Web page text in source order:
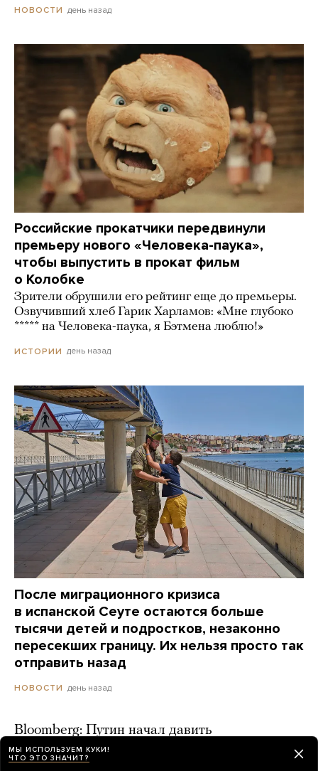
НОВОСТИ день назад
Российские прокатчики передвинули
премьеру нового «Человека-паука»,
чтобы выпустить в прокат фильм
о Колобке
Зрители обрушили его рейтинг еще до премьеры.
Озвучивший хлеб Гарик Харламов: «Мне глубоко
***** на Человека-паука, я Бэтмена люблю!»
ИСТОРИИ день назад
После миграционного кризиса
в испанской Сеуте остаются больше
тысячи детей и подростков, незаконно
пересекших границу. Их нельзя просто так
отправить назад
НОВОСТИ день назад
Bloomberg: Путин начал давить
на Набиуллину из-за ключевой ставки
МЫ ИСПОЛЬЗУЕМ КУКИ!
ЧТО ЭТО ЗНАЧИТ?